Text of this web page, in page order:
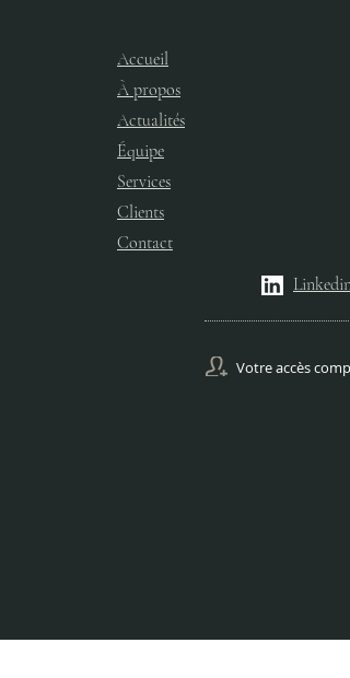
Accueil
À propos
Actualités
Équipe
Services​
Clients
Contact
Linkedin
Votre accès